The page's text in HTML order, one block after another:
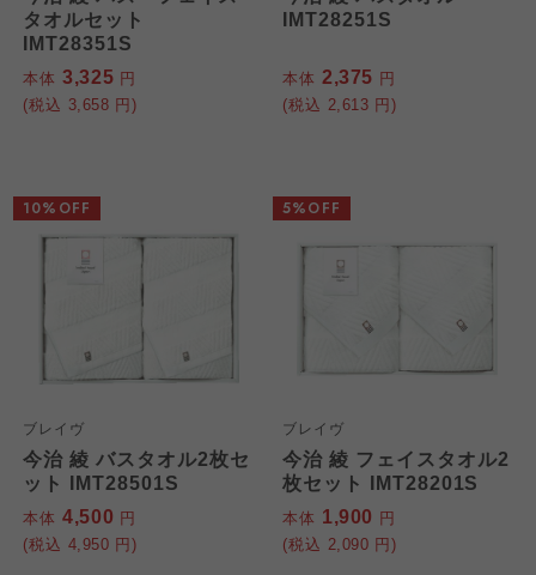
タオルセット
IMT28351S
本体 3,325 円
(税込 3,658 円)
IMT28251S
本体 2,375 円
(税込 2,613 円)
ブレイヴ
今治 綾 バスタオル2枚セ
ット IMT28501S
本体 4,500 円
(税込 4,950 円)
10%OFF
ブレイヴ
今治 綾 フェイスタオル2
枚セット IMT28201S
本体 1,900 円
(税込 2,090 円)
5%OFF